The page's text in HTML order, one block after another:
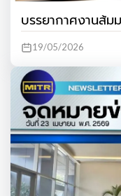
บรรยากาศงานส้ม
การฯ สาขาไฟฟ้า
19/05/2026